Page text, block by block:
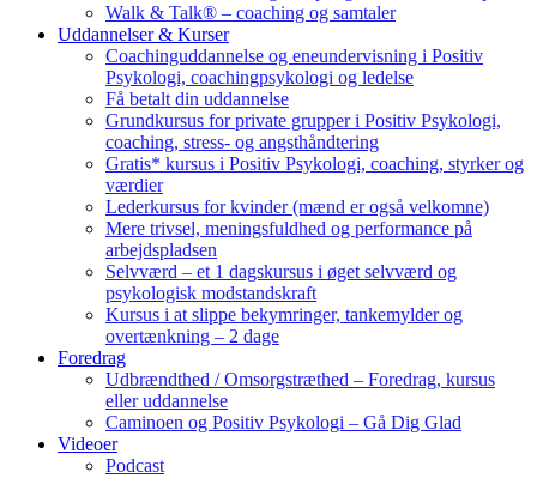
Walk & Talk® – coaching og samtaler
Uddannelser & Kurser
Coachinguddannelse og eneundervisning i Positiv
Psykologi, coachingpsykologi og ledelse
Få betalt din uddannelse
Grundkursus for private grupper i Positiv Psykologi,
coaching, stress- og angsthåndtering
Gratis* kursus i Positiv Psykologi, coaching, styrker og
værdier
Lederkursus for kvinder (mænd er også velkomne)
Mere trivsel, meningsfuldhed og performance på
arbejdspladsen
Selvværd – et 1 dagskursus i øget selvværd og
psykologisk modstandskraft
Kursus i at slippe bekymringer, tankemylder og
overtænkning – 2 dage
Foredrag
Udbrændthed / Omsorgstræthed – Foredrag, kursus
eller uddannelse
Caminoen og Positiv Psykologi – Gå Dig Glad
Videoer
Podcast